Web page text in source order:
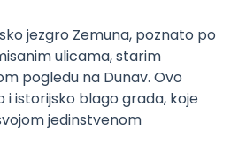
jezgro Zemuna, poznato po
ulicama, starim
pogledu na Dunav. Ovo
i istorijsko blago grada, koje
jedinstvenom